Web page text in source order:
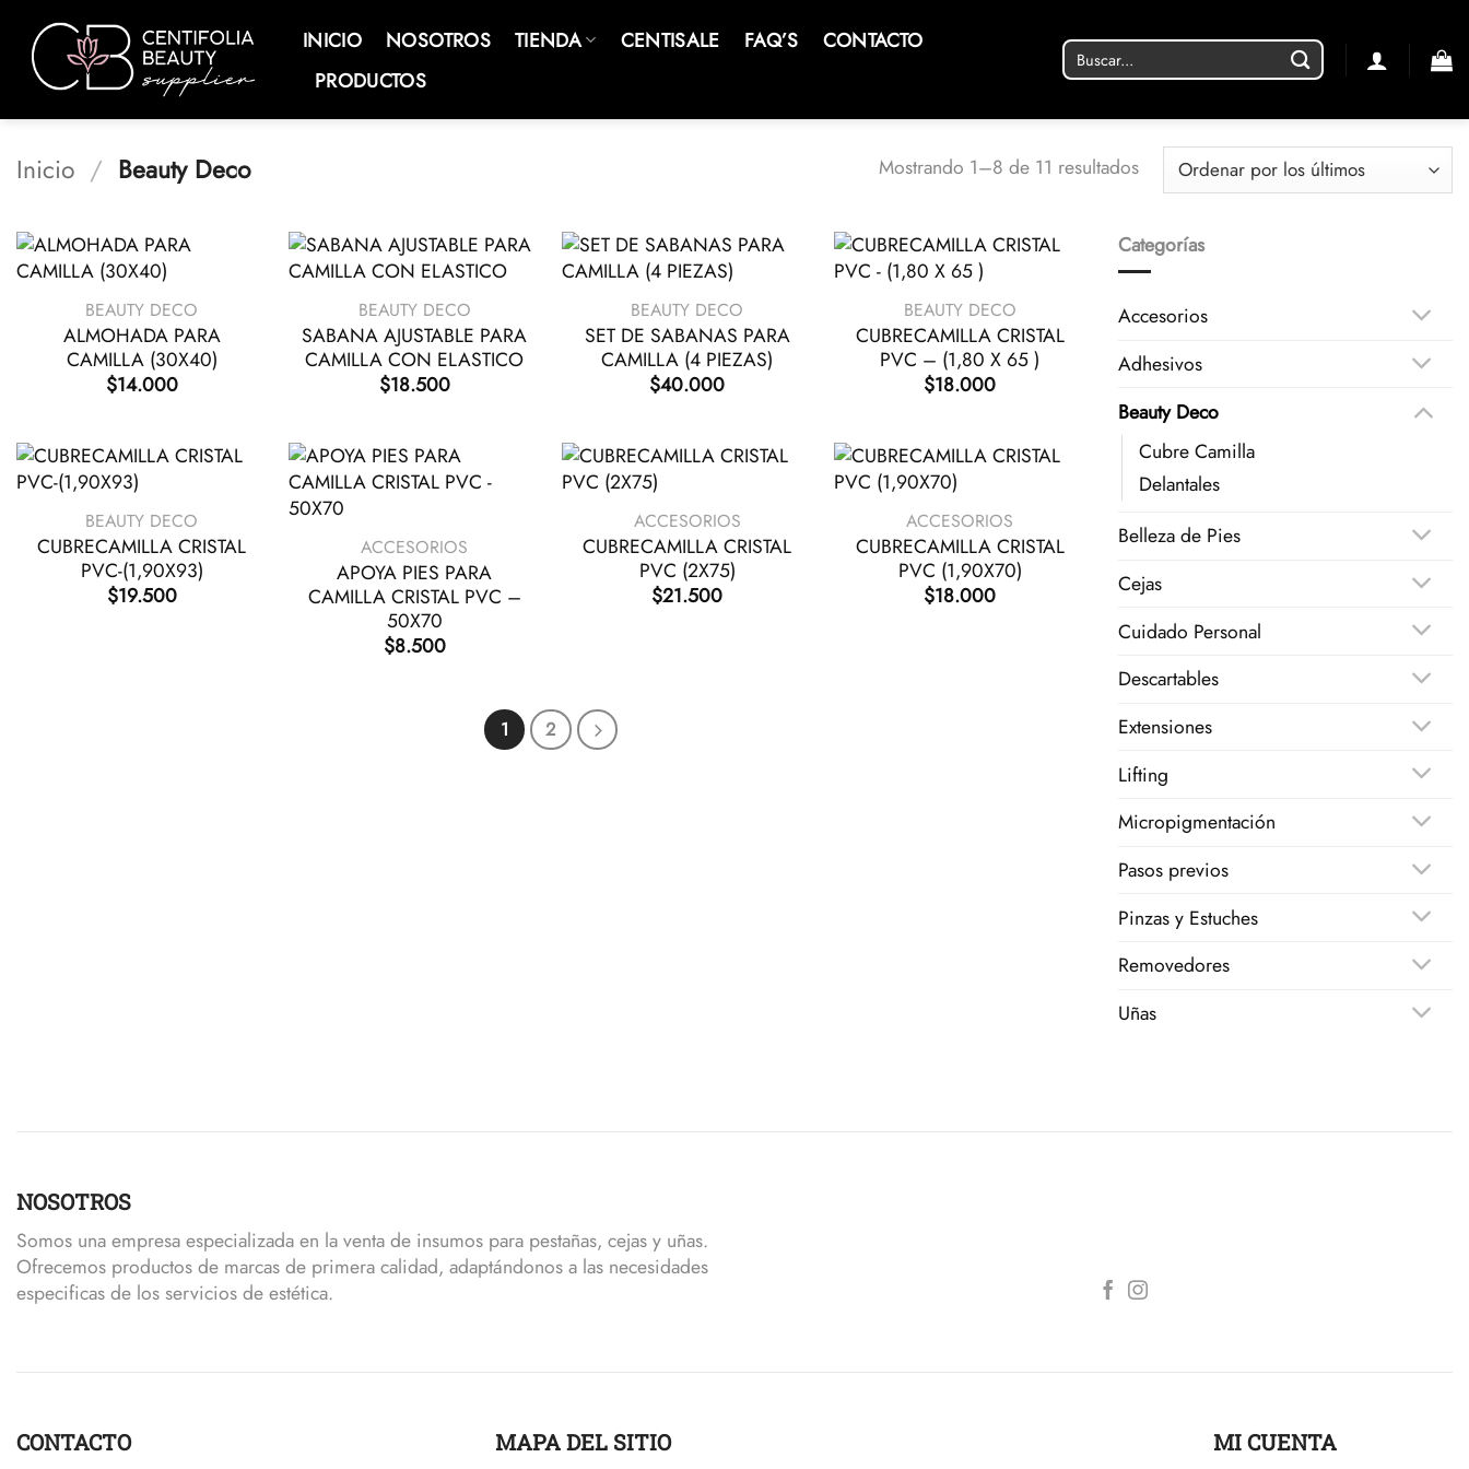
contenido
INICIO NOSOTROS TIENDA CENTISALE FAQ’S
CONTACTO
PRODUCTOS
Buscar
por:
Inicio / Beauty Deco Mostrando 1–8 de 11 resultadosOrdenado
por
últimos
BEAUTY DECO
ALMOHADA PARA
CAMILLA (30X40)
$14.000
BEAUTY DECO
SABANA AJUSTABLE PARA
CAMILLA CON ELASTICO
$18.500
BEAUTY DECO
SET DE SABANAS PARA
CAMILLA (4 PIEZAS)
$40.000
BEAUTY DECO
CUBRECAMILLA CRISTAL
PVC – (1,80 X 65 )
$18.000
BEAUTY DECO
CUBRECAMILLA CRISTAL
PVC-(1,90X93)
$19.500
ACCESORIOS
APOYA PIES PARA
CAMILLA CRISTAL PVC –
50X70
$8.500
ACCESORIOS
CUBRECAMILLA CRISTAL
PVC (2X75)
$21.500
ACCESORIOS
CUBRECAMILLA CRISTAL
PVC (1,90X70)
$18.000
1 2
Categorías
Accesorios
Adhesivos
Beauty Deco
Cubre Camilla
Delantales
Belleza de Pies
Cejas
Cuidado Personal
Descartables
Extensiones
Lifting
Micropigmentación
Pasos previos
Pinzas y Estuches
Removedores
Uñas
NOSOTROS
Somos una empresa especializada en la venta de insumos para pestañas, cejas y uñas.
Ofrecemos productos de marcas de primera calidad, adaptándonos a las necesidades
especificas de los servicios de estética.
CONTACTO MAPA DEL SITIO MI CUENTA